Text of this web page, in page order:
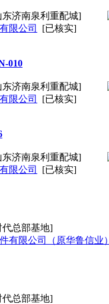
济南泉利重配城]
限公司
[已核实]
010
济南泉利重配城]
限公司
[已核实]
济南泉利重配城]
限公司
[已核实]
总部基地]
有限公司（原华鲁信业）
总部基地]